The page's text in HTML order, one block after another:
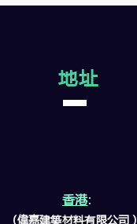
地址
香港:
(偉嘉建築材料有限公司）